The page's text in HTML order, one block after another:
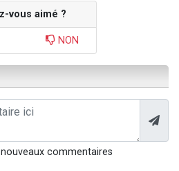
vous aimé ?
NON
commentaires